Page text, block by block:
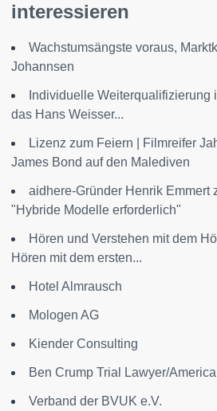
interessieren
Wachstumsängste voraus,
Johannsen
Individuelle Weiterqualifizierung
das Hans Weisser...
Lizenz zum Feiern | Filmreifer
James Bond auf den Malediven
aidhere-Gründer Henrik Emmert
"Hybride Modelle erforderlich"
Hören und Verstehen mit dem
Hören mit dem ersten...
Hotel Almrausch
Mologen AG
Kiender Consulting
Ben Crump Trial Lawyer/
Verband der BVUK e.V.